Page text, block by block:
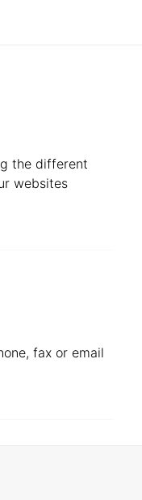
the different
websites
fax or email